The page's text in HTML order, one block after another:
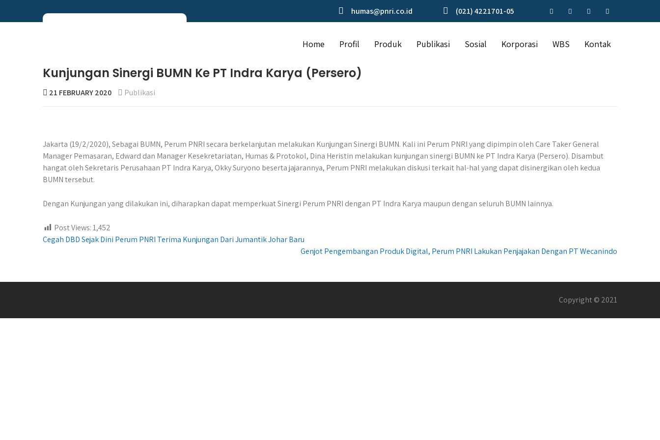
humas@pnri.co.id (021) 4221701-05
Home Profil Produk Publikasi Sosial Korporasi WBS Kontak
Kunjungan Sinergi BUMN Ke PT Indra Karya (Persero)
21 FEBRUARY 2020 Publikasi
Jakarta (19/2/2020), Sebagai BUMN, Perum PNRI secara berkelanjutan melakukan Kunjungan Sinergi BUMN. Kali ini Perum PNRI yang dipimpin oleh Care Taker General
Manager Pemasaran, Edward dan Manager Kesekretariatan, Humas & Protokol, Dina Heristin melakukan kunjungan sinergi BUMN ke PT Indra Karya (Persero). Disambut
hangat oleh Sekretaris Perusahaan PT Indra Karya, Okky Suryono beserta jajarannya, Perum PNRI melakukan diskusi terkait hal-hal yang dapat disinergikan oleh kedua
BUMN tersebut.
Dengan Kunjungan yang dilakukan ini, diharapkan dapat memperkuat Sinergi Perum PNRI dengan PT Indra Karya maupun dengan seluruh BUMN lainnya.
Post Views:1,452
Post
Cegah DBD Sejak Dini Perum PNRI Terima Kunjungan Dari Jumantik Johar Baru
Genjot Pengembangan Produk Digital, Perum PNRI Lakukan Penjajakan Dengan PT Wecanindo
Copyright © 2021